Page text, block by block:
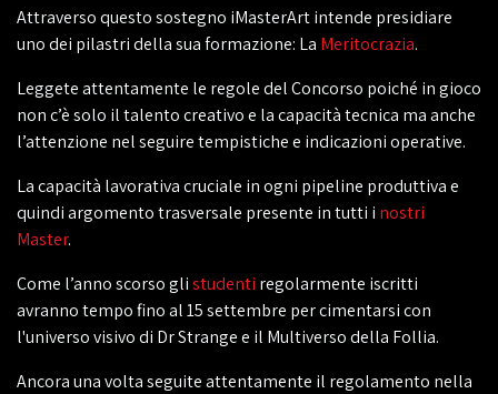
Attraverso questo sostegno iMasterArt intende presidiare
uno dei pilastri della sua formazione: La Meritocrazia.
Leggete attentamente le regole del Concorso poiché in gioco
non c’è solo il talento creativo e la capacità tecnica ma anche
l’attenzione nel seguire tempistiche e indicazioni operative.
La capacità lavorativa cruciale in ogni pipeline produttiva e
quindi argomento trasversale presente in tutti i nostri
Master.
Come l’anno scorso glistudenti regolarmente iscritti
avranno tempo fino al 15 settembre per cimentarsi con
l'universo visivo di Dr Strange e il Multiverso della Follia.
Ancora una volta seguite attentamente il regolamento nella